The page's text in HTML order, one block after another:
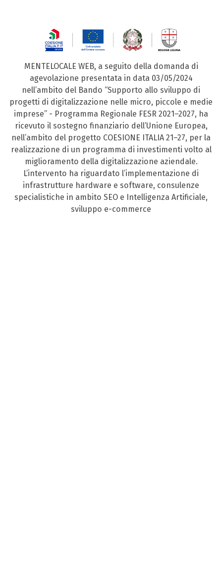
MENTELOCALE WEB, a seguito della domanda di
agevolazione presentata in data 03/05/2024
nell’ambito del Bando “Supporto allo sviluppo di
progetti di digitalizzazione nelle micro, piccole e medie
imprese” - Programma Regionale FESR 2021–2027, ha
ricevuto il sostegno finanziario dell’Unione Europea,
nell’ambito del progetto COESIONE ITALIA 21–27, per la
realizzazione di un programma di investimenti volto al
miglioramento della digitalizzazione aziendale.
L’intervento ha riguardato l’implementazione di
infrastrutture hardware e software, consulenze
specialistiche in ambito SEO e Intelligenza Artificiale,
sviluppo e-commerce